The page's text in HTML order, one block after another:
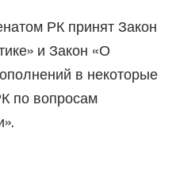
РК принят Закон
и Закон «О
в некоторые
по вопросам